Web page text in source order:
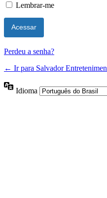
Lembrar-me
Perdeu a senha?
← Ir para Salvador
Idioma